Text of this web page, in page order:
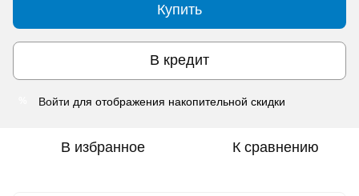
Купить
В кредит
Войти для отображения накопительной скидки
В избранное К сравнению